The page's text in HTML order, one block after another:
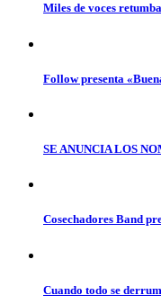
Miles de voces
Follow presenta
SE ANUNCIA LOS
Cosechadores Band
Cuando todo se